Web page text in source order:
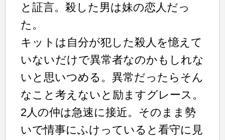
と証言。殺した男は妹の恋人だっ
た。
キットは自分が犯した殺人を憶えて
いないだけで異常者なのかもしれな
いと思いつめる。異常だったらそん
なこと考えないと励ますグレース。
2人の仲は急速に接近。そのまま勢
いで情事にふけっていると看守に見